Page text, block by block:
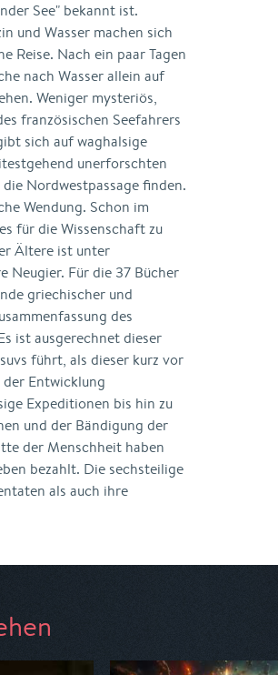
See" bekannt ist.
und Wasser machen sich
Reise. Nach ein paar Tagen
nach Wasser allein auf
Weniger mysteriös,
französischen Seefahrers
sich auf waghalsige
unerforschten
die Nordwestpassage finden.
Wendung. Schon im
für die Wissenschaft zu
Ältere ist unter
Neugier. Für die 37 Bücher
griechischer und
des
ist ausgerechnet dieser
führt, als dieser kurz vor
Entwicklung
Expeditionen bis hin zu
und der Bändigung der
der Menschheit haben
bezahlt. Die sechsteilige
als auch ihre